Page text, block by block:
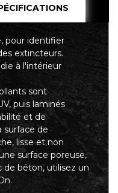
pour identifier
extincteurs.
à l'intérieur
sont
puis laminés
et de
surface de
lisse et non
surface poreuse,
béton, utilisez un